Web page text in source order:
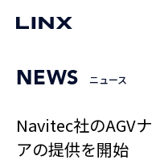
NEWS ニュース
Navitec社のAGV
アの提供を開始